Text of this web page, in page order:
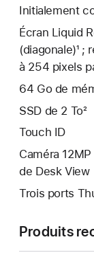
Initialement
Écran Liquid
(diagonale)¹
à 254 pixels
64 Go de
SSD de 2 To²
Touch ID
Caméra
de Desk View
Trois ports
Produits